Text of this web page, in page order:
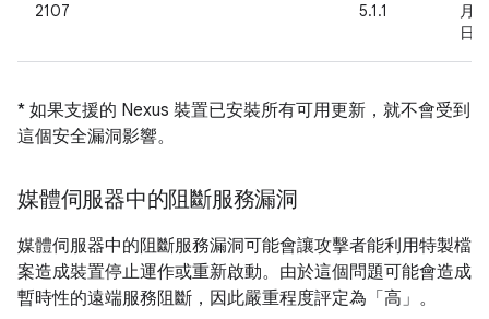
2107
5.1.1
月
日
* 如果支援的 Nexus 裝置已安裝所有可用更新，就不會受到
這個安全漏洞影響。
媒體伺服器中的阻斷服務漏洞
媒體伺服器中的阻斷服務漏洞可能會讓攻擊者能利用特製檔
案造成裝置停止運作或重新啟動。由於這個問題可能會造成
暫時性的遠端服務阻斷，因此嚴重程度評定為「高」。